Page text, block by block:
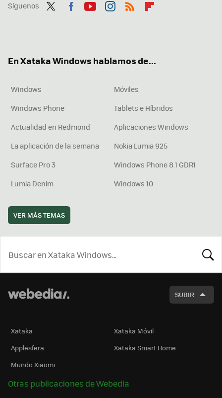
Síguenos
En Xataka Windows hablamos de...
Windows
Móviles
Windows Phone
Tablets e Híbridos
Actualidad en Redmond
Aplicaciones Windows
La aplicación de la semana
Nokia Lumia 925
Surface Pro 3
Windows Phone 8.1 GDR1
Lumia Denim
Windows 10
VER MÁS TEMAS
SUBIR
Xataka
Xataka Móvil
Applesfera
Xataka Smart Home
Mundo Xiaomi
Otras publicaciones de Webedia